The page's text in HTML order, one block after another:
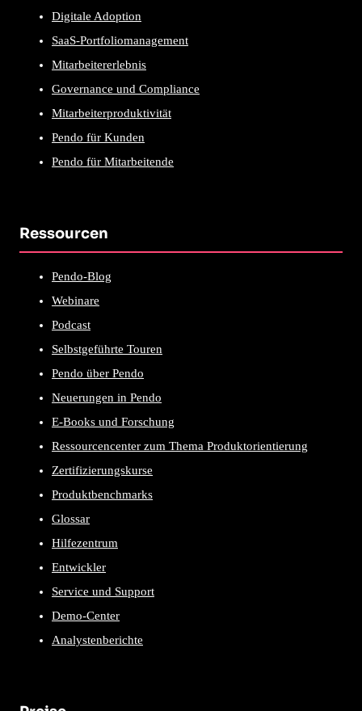
Digitale Adoption
SaaS-Portfoliomanagement
Mitarbeitererlebnis
Governance und Compliance
Mitarbeiterproduktivität
Pendo für Kunden
Pendo für Mitarbeitende
Ressourcen
Pendo-Blog
Webinare
Podcast
Selbstgeführte Touren
Pendo über Pendo
Neuerungen in Pendo
E-Books und Forschung
Ressourcencenter zum Thema Produktorientierung
Zertifizierungskurse
Produktbenchmarks
Glossar
Hilfezentrum
Entwickler
Service und Support
Demo-Center
Analystenberichte